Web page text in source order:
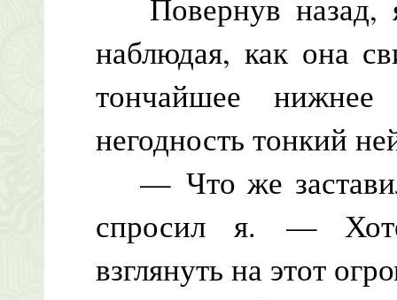
наблюдая, как она
тончайшее
негодность тонкий
— Что же
спросил я. —
взглянуть на этот